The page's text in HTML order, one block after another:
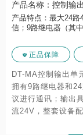
产品名称：控制输
产品特点：最大24
信；9路继电器（其
正品保障
DT-MA控制输出单
拥有9路继电器和
议进行通讯；输出
流24V，整套设备